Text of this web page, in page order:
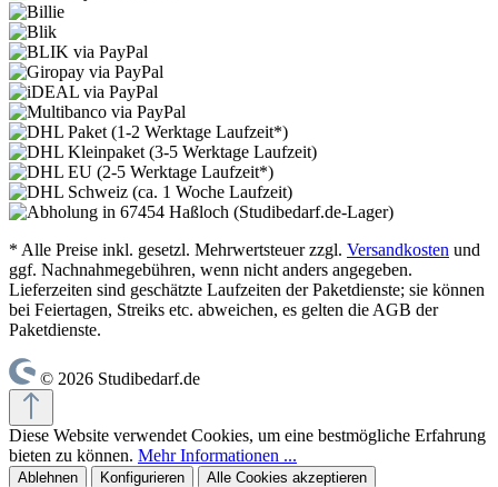
* Alle Preise inkl. gesetzl. Mehrwertsteuer zzgl. Versandkosten und
ggf. Nachnahmegebühren, wenn nicht anders angegeben.
Lieferzeiten sind geschätzte Laufzeiten der Paketdienste; sie können
bei Feiertagen, Streiks etc. abweichen, es gelten die AGB der
Paketdienste.
© 2026 Studibedarf.de
Diese Website verwendet Cookies, um eine bestmögliche Erfahrung
bieten zu können. Mehr Informationen ...
Ablehnen Konfigurieren Alle Cookies akzeptieren